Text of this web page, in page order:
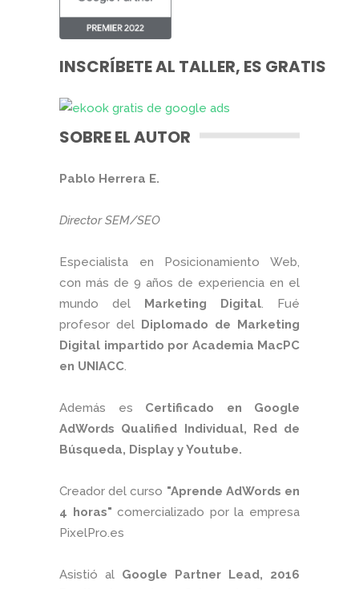
INSCRÍBETE AL TALLER, ES GRATIS
SOBRE EL AUTOR
Pablo Herrera E.
Director SEM/SEO
Especialista en Posicionamiento Web,
con más de 9 años de experiencia en el
mundo del Marketing Digital. Fué
profesor del Diplomado de Marketing
Digital impartido por Academia MacPC
en UNIACC.
Además es Certificado en Google
AdWords Qualified Individual, Red de
Búsqueda, Display y Youtube.
Creador del curso "Aprende AdWords en
4 horas" comercializado por la empresa
PixelPro.es
Asistió al Google Partner Lead, 2016